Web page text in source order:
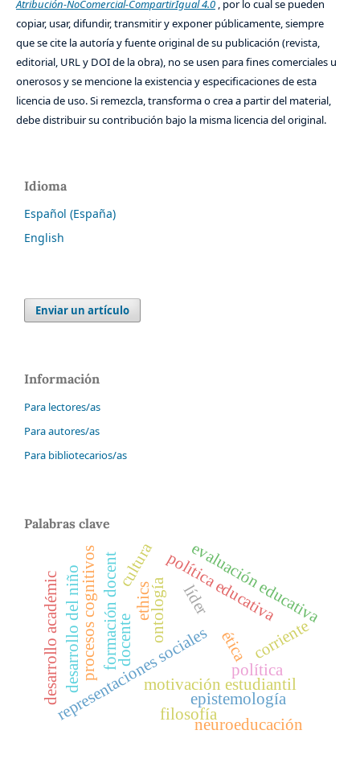
Atribución-NoComercial-CompartirIgual 4.0, por lo cual se pueden
copiar, usar, difundir, transmitir y exponer públicamente, siempre
que se cite la autoría y fuente original de su publicación (revista,
editorial, URL y DOI de la obra), no se usen para fines comerciales u
onerosos y se mencione la existencia y especificaciones de esta
licencia de uso. Si remezcla, transforma o crea a partir del material,
debe distribuir su contribución bajo la misma licencia del original.
Idioma
Español (España)
English
Enviar un artículo
Información
Para lectores/as
Para autores/as
Para bibliotecarios/as
Palabras clave
representaciones sociales
líder
política educativa
procesos cognitivos
motivación estudiantil
evaluación educativa
política
ética
ethics
desarrollo del niño
epistemología
corriente
filosofía
desarrollo académic formación docent
neuroeducación
ontología
docente
cultura